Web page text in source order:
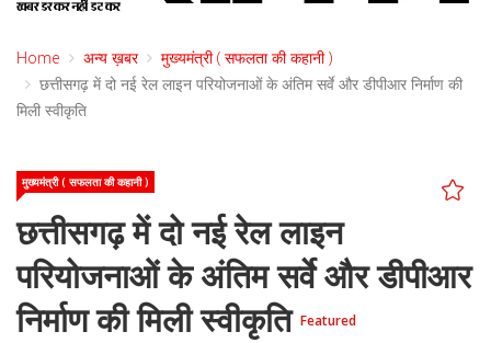
Home अन्य ख़बर
मुख्यमंत्री ( सफलता की कहानी )
छत्तीसगढ़ में दो नई रेल लाइन परियोजनाओं के अंतिम सर्वे और डीपीआर निर्माण की
मिली स्वीकृति
मुख्यमंत्री ( सफलता की कहानी )
छत्तीसगढ़ में दो नई रेल लाइन
परियोजनाओं के अंतिम सर्वे और डीपीआर
निर्माण की मिली स्वीकृति Featured